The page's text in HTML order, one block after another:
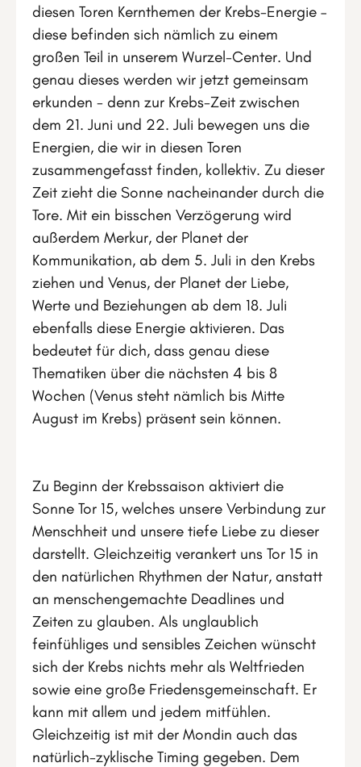
diesen Toren Kernthemen der Krebs-Energie –
diese befinden sich nämlich zu einem
großen Teil in unserem Wurzel-Center. Und
genau dieses werden wir jetzt gemeinsam
erkunden - denn zur Krebs-Zeit zwischen
dem 21. Juni und 22. Juli bewegen uns die
Energien, die wir in diesen Toren
zusammengefasst finden, kollektiv. Zu dieser
Zeit zieht die Sonne nacheinander durch die
Tore. Mit ein bisschen Verzögerung wird
außerdem Merkur, der Planet der
Kommunikation, ab dem 5. Juli in den Krebs
ziehen und Venus, der Planet der Liebe,
Werte und Beziehungen ab dem 18. Juli
ebenfalls diese Energie aktivieren. Das
bedeutet für dich, dass genau diese
Thematiken über die nächsten 4 bis 8
Wochen (Venus steht nämlich bis Mitte
August im Krebs) präsent sein können.
Zu Beginn der Krebssaison aktiviert die
Sonne Tor 15, welches unsere Verbindung zur
Menschheit und unsere tiefe Liebe zu dieser
darstellt. Gleichzeitig verankert uns Tor 15 in
den natürlichen Rhythmen der Natur, anstatt
an menschengemachte Deadlines und
Zeiten zu glauben. Als unglaublich
feinfühliges und sensibles Zeichen wünscht
sich der Krebs nichts mehr als Weltfrieden
sowie eine große Friedensgemeinschaft. Er
kann mit allem und jedem mitfühlen.
Gleichzeitig ist mit der Mondin auch das
natürlich-zyklische Timing gegeben. Dem